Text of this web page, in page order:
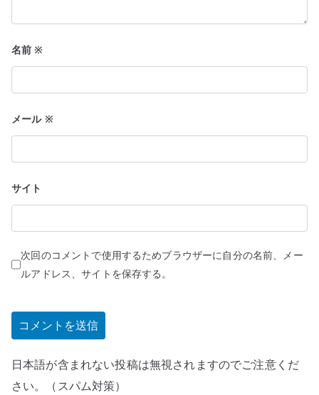
名前※
メール ※
サイト
次回のコメントで使用するためブラウザーに自分の名前、メー
ルアドレス、サイトを保存する。
日本語が含まれない投稿は無視されますのでご注意くだ
さい。（スパム対策）